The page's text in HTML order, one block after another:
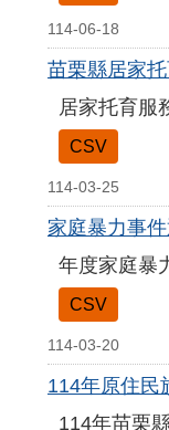
114-06-18
苗栗縣居家
居家托育服
CSV
114-03-25
家庭暴力事
年度家庭暴
CSV
114-03-20
114年原住民
114年苗栗